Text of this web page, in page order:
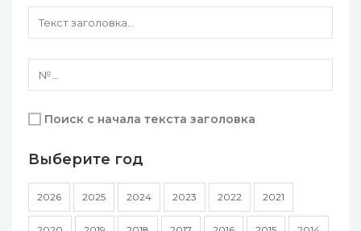
Поиск с начала текста заголовка
Выберите год
2026 2025 2024 2023 2022 2021